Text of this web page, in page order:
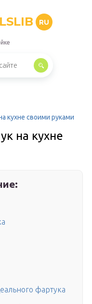
RU
кухне своими руками
на кухне
фартука